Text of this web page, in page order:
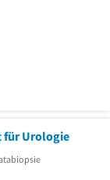
für Urologie